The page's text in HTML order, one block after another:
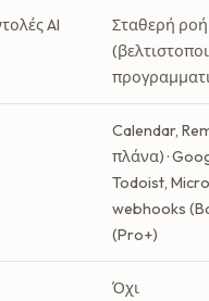
AI
Σταθερή ροή
Calendar,
πλάνα) ·
Todoist,
webhooks
(Pro+)
Όχι